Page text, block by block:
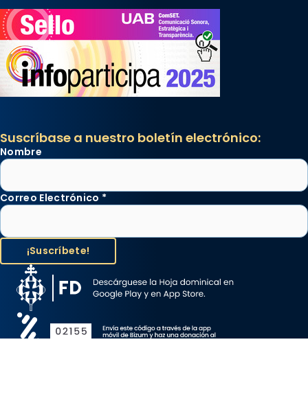
Suscríbase a nuestro boletín electrónico:
Nombre
Correo Electrónico *